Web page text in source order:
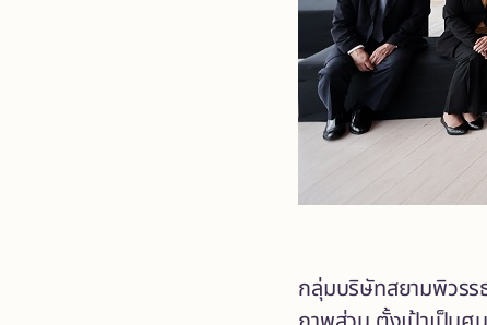
กลุ่มบริษัทสยามพิวร